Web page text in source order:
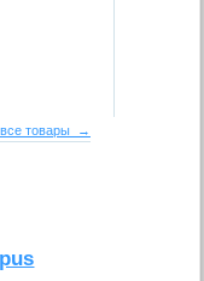
все товары →